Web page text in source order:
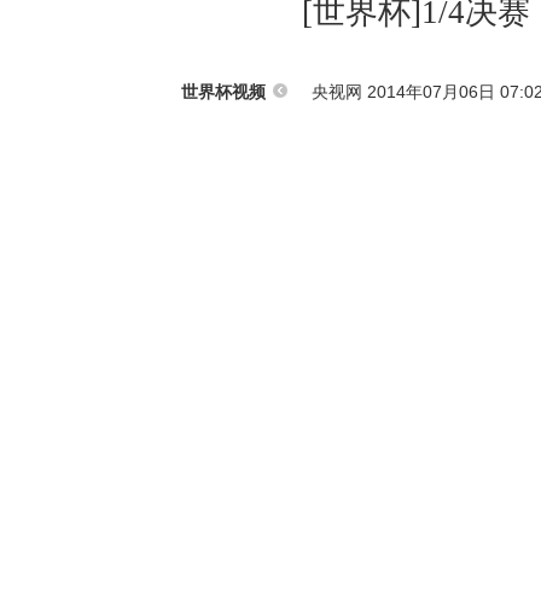
[世界杯]1/4决
世界杯视频 央视网 2014年07月06日